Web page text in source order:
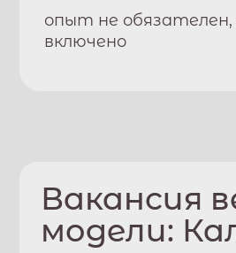
опыт не обязателен,
включено
Вакансия
модели: